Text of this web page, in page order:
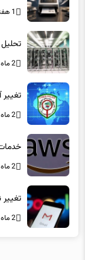
1 هفته پیش
تحلیل عملکرد
2 ماه پیش
2 ماه پیش
2 ماه پیش
2 ماه پیش